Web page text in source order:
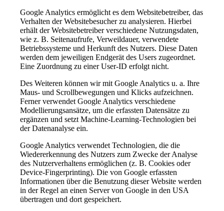
Google Analytics ermöglicht es dem Websitebetreiber, das
Verhalten der Websitebesucher zu analysieren. Hierbei
erhält der Websitebetreiber verschiedene Nutzungsdaten,
wie z. B. Seitenaufrufe, Verweildauer, verwendete
Betriebssysteme und Herkunft des Nutzers. Diese Daten
werden dem jeweiligen Endgerät des Users zugeordnet.
Eine Zuordnung zu einer User-ID erfolgt nicht.
Des Weiteren können wir mit Google Analytics u. a. Ihre
Maus- und Scrollbewegungen und Klicks aufzeichnen.
Ferner verwendet Google Analytics verschiedene
Modellierungsansätze, um die erfassten Datensätze zu
ergänzen und setzt Machine-Learning-Technologien bei
der Datenanalyse ein.
Google Analytics verwendet Technologien, die die
Wiedererkennung des Nutzers zum Zwecke der Analyse
des Nutzerverhaltens ermöglichen (z. B. Cookies oder
Device-Fingerprinting). Die von Google erfassten
Informationen über die Benutzung dieser Website werden
in der Regel an einen Server von Google in den USA
übertragen und dort gespeichert.